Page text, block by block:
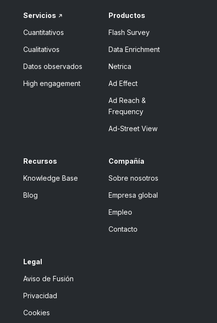
Servicios
Cuantitativos
Cualitativos
Datos observados
High engagement
Productos
Flash Survey
Data Enrichment
Netrica
Ad Effect
Ad Reach &
Frequency
Ad-Street View
Recursos
Knowledge Base
Blog
Compañía
Sobre nosotros
Empresa global
Empleo
Contacto
Legal
Aviso de Fusión
Privacidad
Cookies